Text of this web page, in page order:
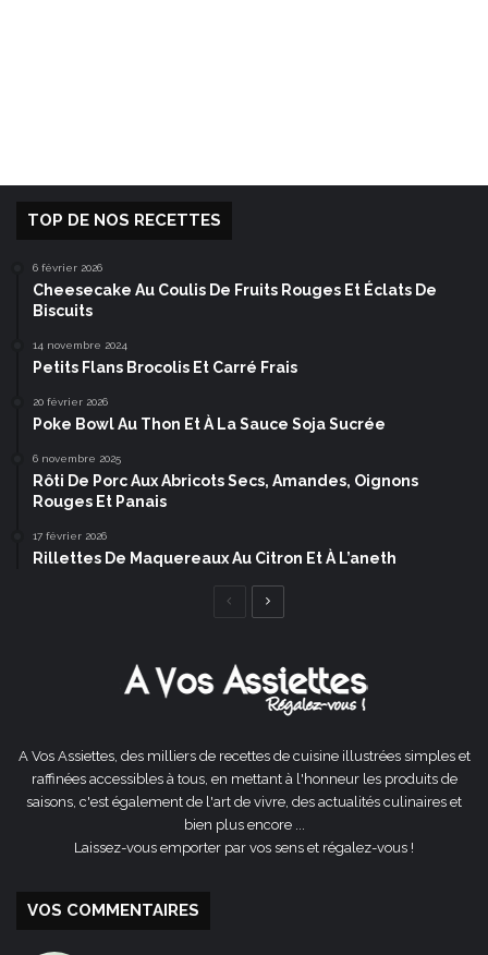
TOP DE NOS RECETTES
6 février 2026
Cheesecake Au Coulis De Fruits Rouges Et Éclats De
Biscuits
14 novembre 2024
Petits Flans Brocolis Et Carré Frais
20 février 2026
Poke Bowl Au Thon Et À La Sauce Soja Sucrée
6 novembre 2025
Rôti De Porc Aux Abricots Secs, Amandes, Oignons
Rouges Et Panais
17 février 2026
Rillettes De Maquereaux Au Citron Et À L’aneth
Page
A Vos Assiettes, des milliers de recettes de cuisine illustrées simples et
raffinées accessibles à tous, en mettant à l'honneur les produits de
saisons, c'est également de l'art de vivre, des actualités culinaires et
bien plus encore ...
Laissez-vous emporter par vos sens et régalez-vous !
VOS COMMENTAIRES